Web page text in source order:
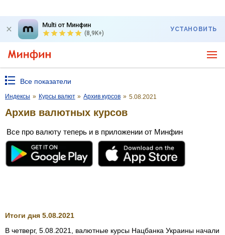
Multi от Минфин
(8,9K+)
УСТАНОВИТЬ
Все показатели
Индексы » Курсы валют » Архив курсов » 5.08.2021
Архив валютных курсов
Все про валюту теперь и в приложении от Минфин
Итоги дня 5.08.2021
В четверг, 5.08.2021, валютные курсы Нацбанка Украины начали